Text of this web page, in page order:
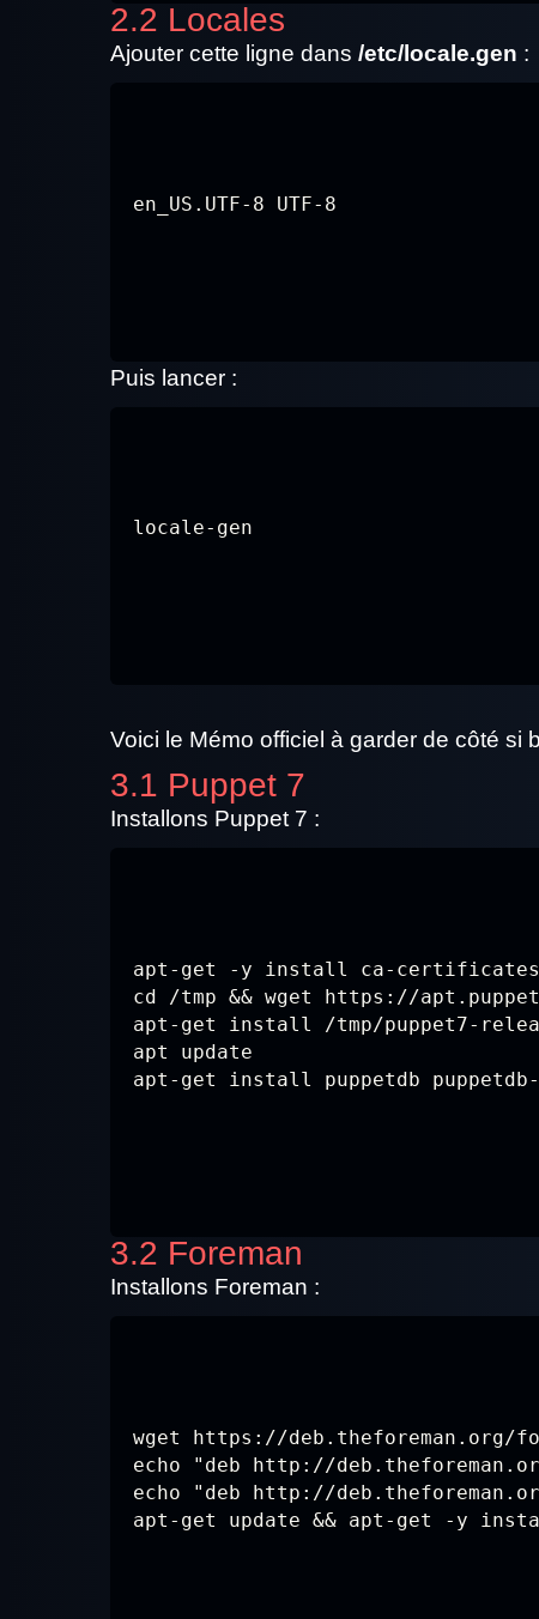
2.2 Locales
Ajouter cette ligne dans /etc/locale.gen :
en_US.UTF-8 UTF-8
Puis lancer :
locale-gen
Voici le Mémo officiel à garder de côté si
3.1 Puppet 7
Installons Puppet 7 :
apt-get -y install ca-certificates
cd /tmp && wget https://
apt-get install /tmp/puppet7-
apt update
apt-get install puppetdb
3.2 Foreman
Installons Foreman :
wget https://deb.theforeman.org/
echo "deb http://
echo "deb http://
apt-get update && apt-get -y